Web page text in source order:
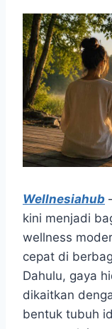
Wellnesiahub
kini menjadi
wellness
cepat di
Dahulu, gaya
dikaitkan
bentuk tubuh